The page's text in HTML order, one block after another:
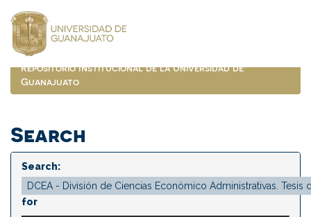
navigation
Repositorio Institucional de la Universidad de
Guanajuato
Search
Search:
for